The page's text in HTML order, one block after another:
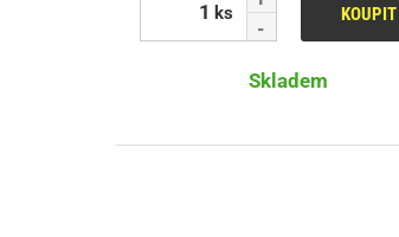
ks KOUPIT
Skladem